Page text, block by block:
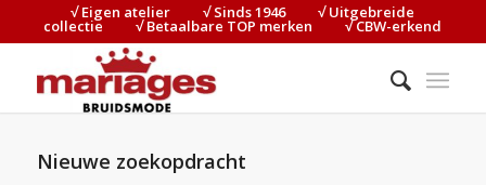
√ Eigen atelier⠀⠀⠀√ Sinds 1946⠀⠀⠀√ Uitgebreide
collectie⠀⠀⠀√ Betaalbare TOP merken⠀⠀⠀√ CBW-erkend
Nieuwe zoekopdracht